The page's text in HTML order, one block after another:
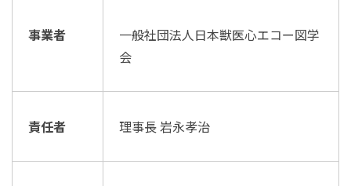
事業者
一般社団法人日本獣医心エコー図学
会
責任者 理事長 岩永孝治